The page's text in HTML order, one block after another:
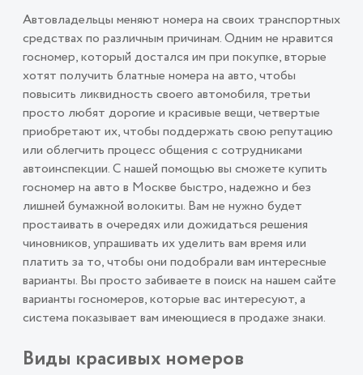
Автовладельцы меняют номера на своих транспортных
средствах по различным причинам. Одним не нравится
госномер, который достался им при покупке, вторые
хотят получить блатные номера на авто, чтобы
повысить ликвидность своего автомобиля, третьи
просто любят дорогие и красивые вещи, четвертые
приобретают их, чтобы поддержать свою репутацию
или облегчить процесс общения с сотрудниками
автоинспекции. С нашей помощью вы сможете купить
госномер на авто в Москве быстро, надежно и без
лишней бумажной волокиты. Вам не нужно будет
простаивать в очередях или дожидаться решения
чиновников, упрашивать их уделить вам время или
платить за то, чтобы они подобрали вам интересные
варианты. Вы просто забиваете в поиск на нашем сайте
варианты госномеров, которые вас интересуют, а
система показывает вам имеющиеся в продаже знаки.
Виды красивых номеров